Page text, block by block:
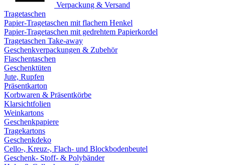
Verpackung & Versand
Tragetaschen
Papier-Tragetaschen mit flachem Henkel
Papier-Tragetaschen mit gedrehtem Papierkordel
Tragetaschen Take-away
Geschenkverpackungen & Zubehör
Flaschentaschen
Geschenktüten
Jute, Rupfen
Präsentkarton
Korbwaren & Präsentkörbe
Klarsichtfolien
Weinkartons
Geschenkpapiere
Tragekartons
Geschenkdeko
Cello-, Kreuz-, Flach- und Blockbodenbeutel
Geschenk- Stoff- & Polybänder